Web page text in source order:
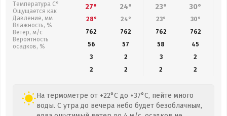
Температура С°
Ощущается как
Давление, мм
Влажность, %
Ветер, м/с
Вероятность
осадков, %
27° 24° 23° 30°
28° 24° 23° 30°
762
762 762 762
56
57 58
45
3
2 3
2
2
2 2 2
На термометре от +22°C до +37°C, пейте много
воды. С утра до вечера небо будет безоблачным,